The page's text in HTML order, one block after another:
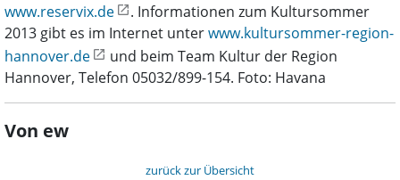
www.reservix.de
. Informationen zum Kultursommer
2013 gibt es im Internet unterwww.kultursommer-region-
hannover.de
und beim Team Kultur der Region
Hannover, Telefon 05032/899-154. Foto: Havana
Von ew
zurück zur Übersicht